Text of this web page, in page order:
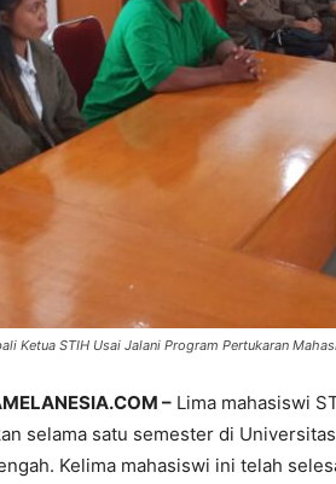
Ketua STIH Usai Jalani Program Pertukaran
– Lima mahasiswi
selama satu semester di
Kelima mahasiswi ini telah